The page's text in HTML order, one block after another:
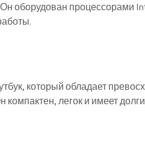
оборудован процессорами
который обладает
легок и имеет